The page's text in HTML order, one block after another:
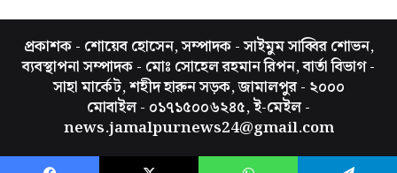
প্রকাশক - শোয়েব হোসেন, সম্পাদক - সাইমুম সাব্বির শোভন,
ব্যবস্থাপনা সম্পাদক - মোঃ সোহেল রহমান রিপন, বার্তা বিভাগ -
সাহা মার্কেট, শহীদ হারুন সড়ক, জামালপুর - ২০০০
মোবাইল - ০১৭১৫০০৬২৪৫, ই-মেইল -
news.jamalpurnews24@gmail.com